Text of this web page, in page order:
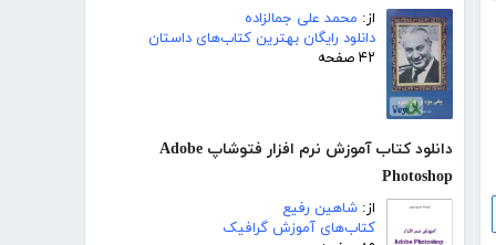
از: محمد علی جمالزاده
دانلود رایگان بهترین کتاب‌های داستان
۴۲ صفحه
دانلود کتاب آموزش نرم افزار فتوشاپ Adobe
Photoshop
از: شاهین رفیع
کتاب‌های آموزش گرافیک